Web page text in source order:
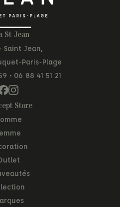
St Jean
Saint Jean,
Paris-Plage
• 06 88 41 51 21
Store